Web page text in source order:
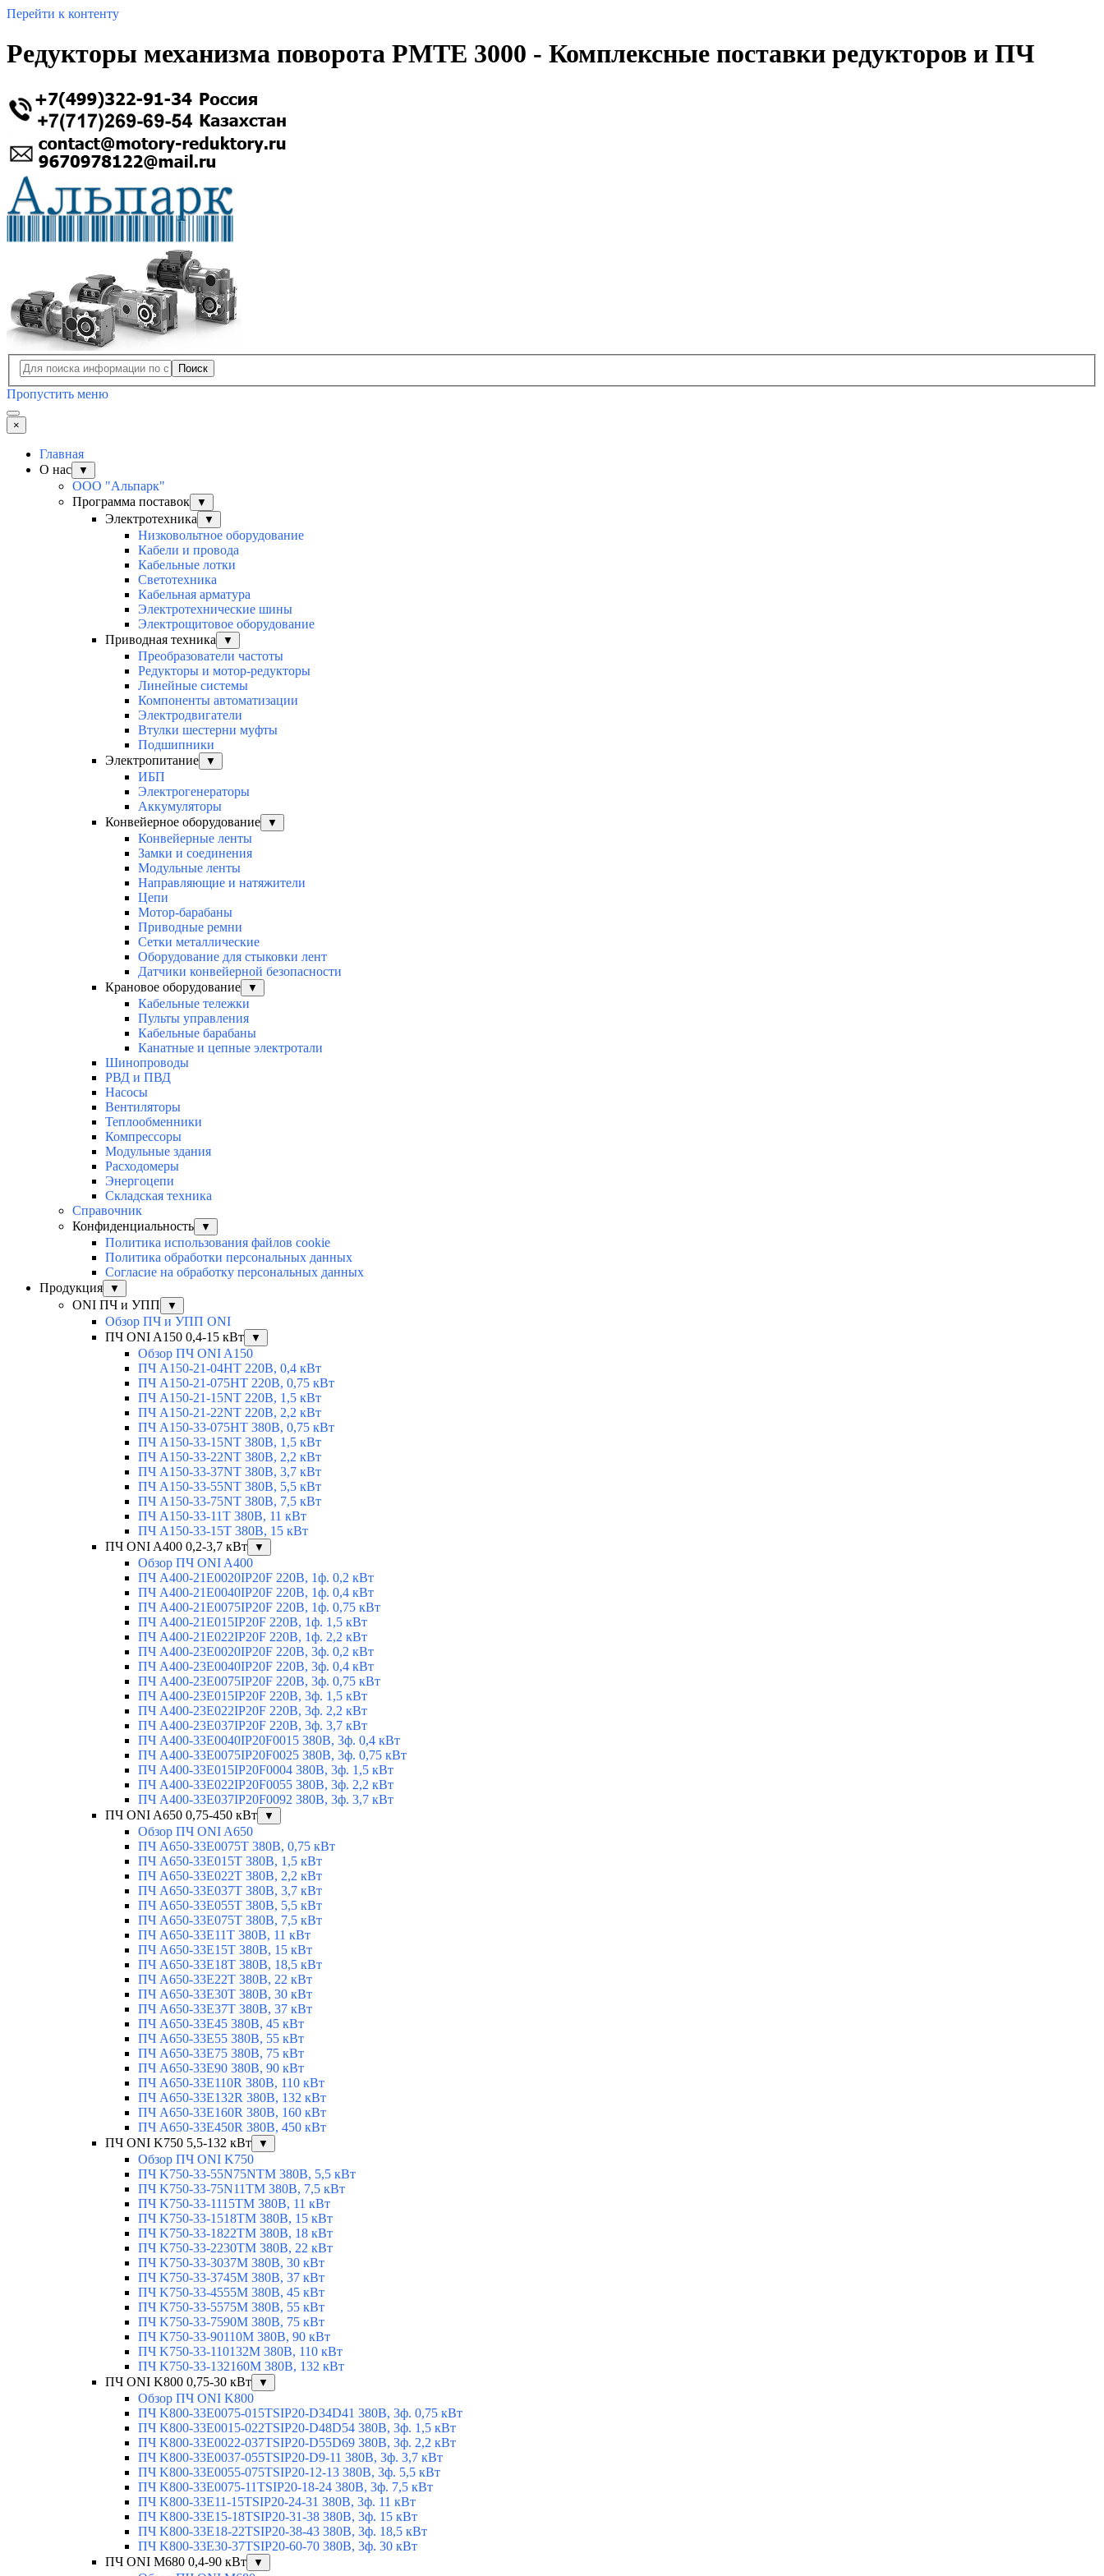
Перейти к контенту
Редукторы механизма поворота PMTE 3000 - Комплексные поставки редукторов и ПЧ
Поиск
Пропустить меню
×
Главная
О нас
▼
ООО "Альпарк"
Программа поставок
▼
Электротехника ▼
Низковольтное оборудование
Кабели и провода
Кабельные лотки
Светотехника
Кабельная арматура
Электротехнические шины
Электрощитовое оборудование
Приводная техника
▼
Преобразователи частоты
Редукторы и мотор-редукторы
Линейные системы
Компоненты автоматизации
Электродвигатели
Втулки шестерни муфты
Подшипники
Электропитание
▼
ИБП
Электрогенераторы
Аккумуляторы
Конвейерное оборудование
▼
Конвейерные ленты
Замки и соединения
Модульные ленты
Направляющие и натяжители
Цепи
Мотор-барабаны
Приводные ремни
Сетки металлические
Оборудование для стыковки лент
Датчики конвейерной безопасности
Крановое оборудование
▼
Кабельные тележки
Пульты управления
Кабельные барабаны
Канатные и цепные электротали
Шинопроводы
РВД и ПВД
Насосы
Вентиляторы
Теплообменники
Компрессоры
Модульные здания
Расходомеры
Энергоцепи
Складская техника
Справочник
Конфиденциальность
▼
Политика использования файлов cookie
Политика обработки персональных данных
Согласие на обработку персональных данных
Продукция
▼
ONI ПЧ и УПП ▼
Обзор ПЧ и УПП ONI
ПЧ ONI A150 0,4-15 кВт
▼
Обзор ПЧ ONI A150
ПЧ A150-21-04HT 220В, 0,4 кВт
ПЧ A150-21-075HT 220В, 0,75 кВт
ПЧ A150-21-15NT 220В, 1,5 кВт
ПЧ A150-21-22NT 220В, 2,2 кВт
ПЧ A150-33-075HT 380В, 0,75 кВт
ПЧ A150-33-15NT 380В, 1,5 кВт
ПЧ A150-33-22NT 380В, 2,2 кВт
ПЧ A150-33-37NT 380В, 3,7 кВт
ПЧ A150-33-55NT 380В, 5,5 кВт
ПЧ A150-33-75NT 380В, 7,5 кВт
ПЧ A150-33-11T 380В, 11 кВт
ПЧ A150-33-15T 380В, 15 кВт
ПЧ ONI A400 0,2-3,7 кВт
▼
Обзор ПЧ ONI A400
ПЧ A400-21E0020IP20F 220В, 1ф. 0,2 кВт
ПЧ A400-21E0040IP20F 220В, 1ф. 0,4 кВт
ПЧ A400-21E0075IP20F 220В, 1ф. 0,75 кВт
ПЧ A400-21E015IP20F 220В, 1ф. 1,5 кВт
ПЧ A400-21E022IP20F 220В, 1ф. 2,2 кВт
ПЧ A400-23E0020IP20F 220В, 3ф. 0,2 кВт
ПЧ A400-23E0040IP20F 220В, 3ф. 0,4 кВт
ПЧ A400-23E0075IP20F 220В, 3ф. 0,75 кВт
ПЧ A400-23E015IP20F 220В, 3ф. 1,5 кВт
ПЧ A400-23E022IP20F 220В, 3ф. 2,2 кВт
ПЧ A400-23E037IP20F 220В, 3ф. 3,7 кВт
ПЧ A400-33E0040IP20F0015 380В, 3ф. 0,4 кВт
ПЧ A400-33E0075IP20F0025 380В, 3ф. 0,75 кВт
ПЧ A400-33E015IP20F0004 380В, 3ф. 1,5 кВт
ПЧ A400-33E022IP20F0055 380В, 3ф. 2,2 кВт
ПЧ A400-33E037IP20F0092 380В, 3ф. 3,7 кВт
ПЧ ONI A650 0,75-450 кВт
▼
Обзор ПЧ ONI A650
ПЧ A650-33E0075T 380В, 0,75 кВт
ПЧ A650-33E015T 380В, 1,5 кВт
ПЧ A650-33E022T 380В, 2,2 кВт
ПЧ A650-33E037T 380В, 3,7 кВт
ПЧ A650-33E055T 380В, 5,5 кВт
ПЧ A650-33E075T 380В, 7,5 кВт
ПЧ A650-33E11T 380В, 11 кВт
ПЧ A650-33E15T 380В, 15 кВт
ПЧ A650-33E18T 380В, 18,5 кВт
ПЧ A650-33E22T 380В, 22 кВт
ПЧ A650-33E30T 380В, 30 кВт
ПЧ A650-33E37T 380В, 37 кВт
ПЧ A650-33E45 380В, 45 кВт
ПЧ A650-33E55 380В, 55 кВт
ПЧ A650-33E75 380В, 75 кВт
ПЧ A650-33E90 380В, 90 кВт
ПЧ A650-33E110R 380В, 110 кВт
ПЧ A650-33E132R 380В, 132 кВт
ПЧ A650-33E160R 380В, 160 кВт
ПЧ A650-33E450R 380В, 450 кВт
ПЧ ONI K750 5,5-132 кВт
▼
Обзор ПЧ ONI K750
ПЧ K750-33-55N75NTM 380В, 5,5 кВт
ПЧ K750-33-75N11TM 380В, 7,5 кВт
ПЧ K750-33-1115TM 380В, 11 кВт
ПЧ K750-33-1518TM 380В, 15 кВт
ПЧ K750-33-1822TM 380В, 18 кВт
ПЧ K750-33-2230TM 380В, 22 кВт
ПЧ K750-33-3037M 380В, 30 кВт
ПЧ K750-33-3745M 380В, 37 кВт
ПЧ K750-33-4555M 380В, 45 кВт
ПЧ K750-33-5575M 380В, 55 кВт
ПЧ K750-33-7590M 380В, 75 кВт
ПЧ K750-33-90110M 380В, 90 кВт
ПЧ K750-33-110132M 380В, 110 кВт
ПЧ K750-33-132160M 380В, 132 кВт
ПЧ ONI K800 0,75-30 кВт
▼
Обзор ПЧ ONI K800
ПЧ K800-33E0075-015TSIP20-D34D41 380В, 3ф. 0,75 кВт
ПЧ K800-33E0015-022TSIP20-D48D54 380В, 3ф. 1,5 кВт
ПЧ K800-33E0022-037TSIP20-D55D69 380В, 3ф. 2,2 кВт
ПЧ K800-33E0037-055TSIP20-D9-11 380В, 3ф. 3,7 кВт
ПЧ K800-33E0055-075TSIP20-12-13 380В, 3ф. 5,5 кВт
ПЧ K800-33E0075-11TSIP20-18-24 380В, 3ф. 7,5 кВт
ПЧ K800-33E11-15TSIP20-24-31 380В, 3ф. 11 кВт
ПЧ K800-33E15-18TSIP20-31-38 380В, 3ф. 15 кВт
ПЧ K800-33E18-22TSIP20-38-43 380В, 3ф. 18,5 кВт
ПЧ K800-33E30-37TSIP20-60-70 380В, 3ф. 30 кВт
ПЧ ONI M680 0,4-90 кВт
▼